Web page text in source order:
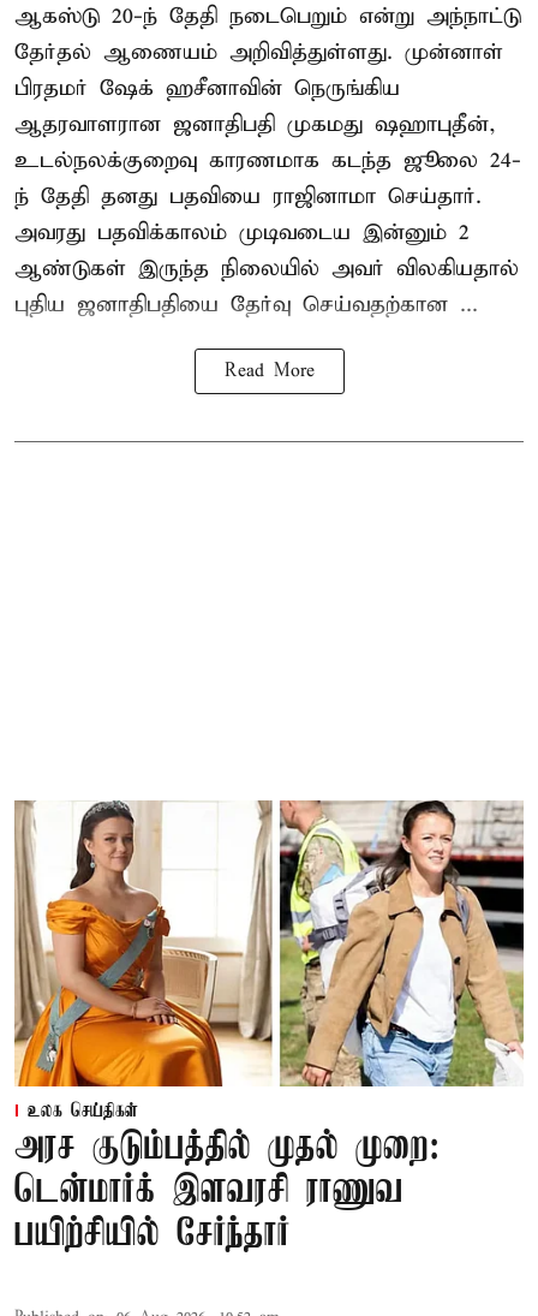
ஆகஸ்டு 20-ந் தேதி நடைபெறும் என்று அந்நாட்டு
தேர்தல் ஆணையம் அறிவித்துள்ளது. முன்னாள்
பிரதமர் ஷேக் ஹசீனாவின் நெருங்கிய
ஆதரவாளரான ஜனாதிபதி முகமது ஷஹாபுதீன்,
உடல்நலக்குறைவு காரணமாக கடந்த ஜூலை 24-
ந் தேதி தனது பதவியை ராஜினாமா செய்தார்.
அவரது பதவிக்காலம் முடிவடைய இன்னும் 2
ஆண்டுகள் இருந்த நிலையில் அவர் விலகியதால்
புதிய ஜனாதிபதியை தேர்வு செய்வதற்கான ...
Read More
உலக செய்திகள்
அரச குடும்பத்தில் முதல் முறை:
டென்மார்க் இளவரசி ராணுவ
பயிற்சியில் சேர்ந்தார்